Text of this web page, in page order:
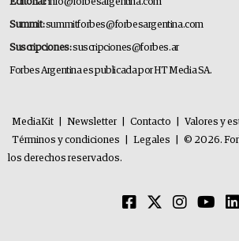
Summit:summitforbes@forbesargentina.com
Suscripciones:suscripciones@forbes.ar
Forbes Argentina es publicada por HT Media SA.
MediaKit Newsletter Contacto Valores y
Términos y condiciones
Legales
© 2026.
los derechos reservados.